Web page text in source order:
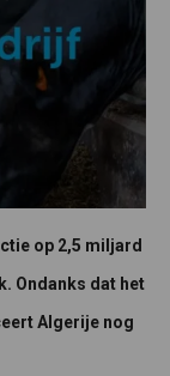
op 2,5 miljard
Ondanks dat het
Algerije nog